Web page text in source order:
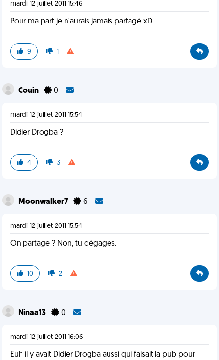
mardi 12 juillet 2011 15:46
Pour ma part je n'aurais jamais partagé xD
9 1
Couin 0
mardi 12 juillet 2011 15:54
Didier Drogba ?
4 3
Moonwalker7 6
mardi 12 juillet 2011 15:54
On partage ? Non, tu dégages.
10 2
Ninaa13 0
mardi 12 juillet 2011 16:06
Euh il y avait Didier Drogba aussi qui faisait la pub pour